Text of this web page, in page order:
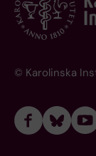
© Karolinska